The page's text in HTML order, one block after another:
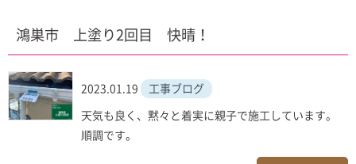
鴻巣市 上塗り2回目 快晴！
2023.01.19 工事ブログ
天気も良く、黙々と着実に親子で施工しています。
順調です。